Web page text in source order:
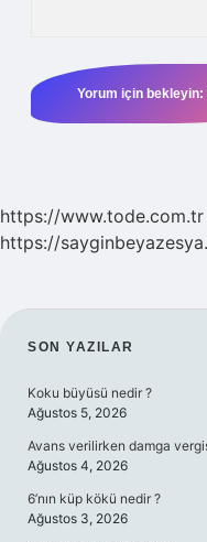
https://www.tode.com.tr
https://
SIDEBAR
SON YAZILAR
Koku büyüsü nedir ?
Ağustos 5, 2026
Avans verilirken damga
Ağustos 4, 2026
6’nın küp kökü nedir ?
Ağustos 3, 2026